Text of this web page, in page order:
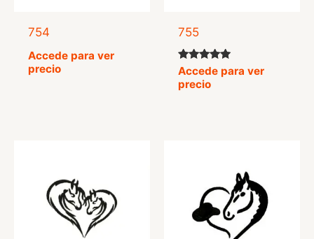
754
Accede para ver
precio
755
Valorado
con
5.00
Accede para ver
precio